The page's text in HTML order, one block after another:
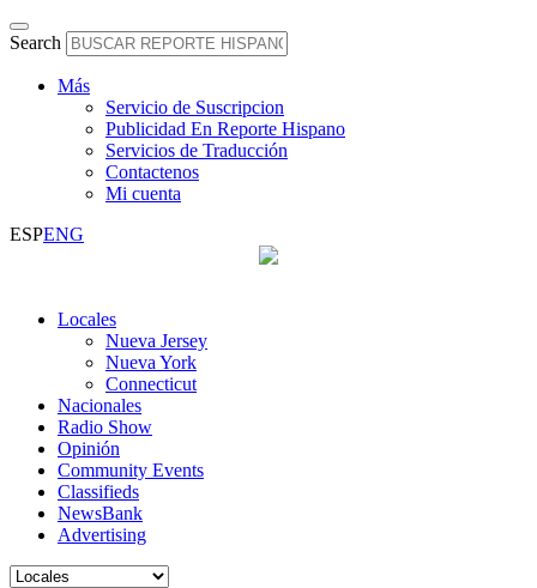
Search
Más
Servicio de Suscripcion
Publicidad En Reporte Hispano
Servicios de Traducción
Contactenos
Mi cuenta
ESPENG
Locales
Nueva Jersey
Nueva York
Connecticut
Nacionales
Radio Show
Opinión
Community Events
Classifieds
NewsBank
Advertising